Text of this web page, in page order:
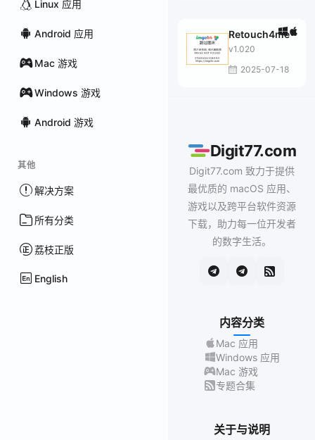
Linux 应用
Android 应用
Mac 游戏
Windows 游戏
Android 游戏
其他
解决方案
所有分类
荔枝正版
English
Retouch4me
v1.020
2025-07-18
Digit77.com
Digit77.com 致力于提供
最优质的 macOS 应用、
游戏以及跨平台软件资源
下载，助力每一位开发者
的数字生活。
内容分类
Mac 应用
Windows 应用
Mac 游戏
专题合集
关于与说明